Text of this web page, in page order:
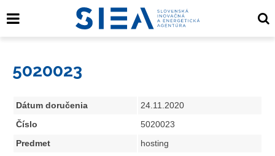
5020023
Dátum doručenia
24.11.2020
Číslo
5020023
Predmet
hosting